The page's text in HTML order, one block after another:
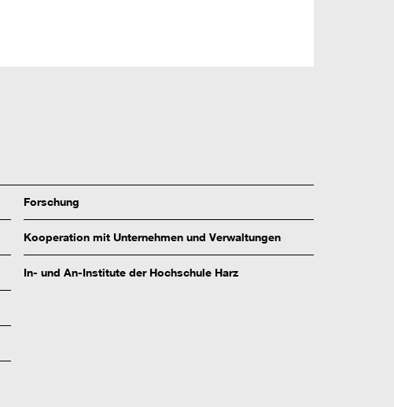
Forschung
Kooperation mit Unternehmen und Verwaltungen
In- und An-Institute der Hochschule Harz